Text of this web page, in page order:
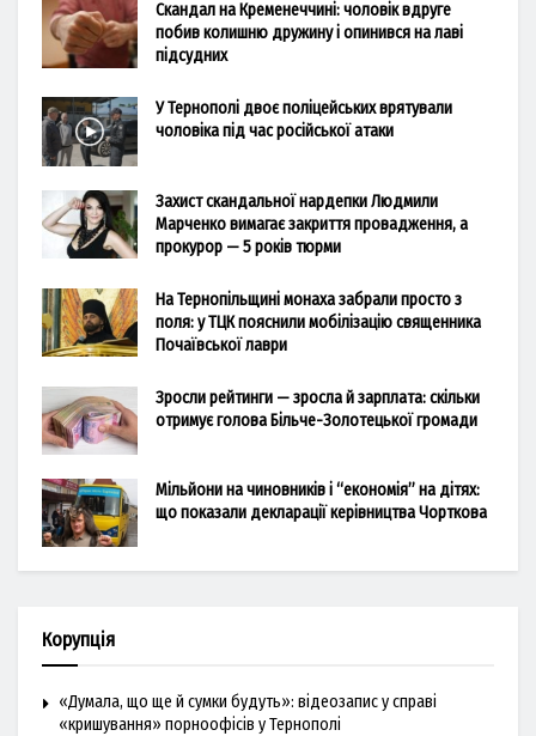
Скандал на Кременеччині: чоловік вдруге
побив колишню дружину і опинився на лаві
підсудних
У Тернополі двоє поліцейських врятували
чоловіка під час російської атаки
Захист скандальної нардепки Людмили
Марченко вимагає закриття провадження, а
прокурор — 5 років тюрми
На Тернопільщині монаха забрали просто з
поля: у ТЦК пояснили мобілізацію священника
Почаївської лаври
Зросли рейтинги — зросла й зарплата: скільки
отримує голова Більче-Золотецької громади
Мільйони на чиновників і “економія” на дітях:
що показали декларації керівництва Чорткова
Корупція
«Думала, що ще й сумки будуть»: відеозапис у справі
«кришування» порноофісів у Тернополі